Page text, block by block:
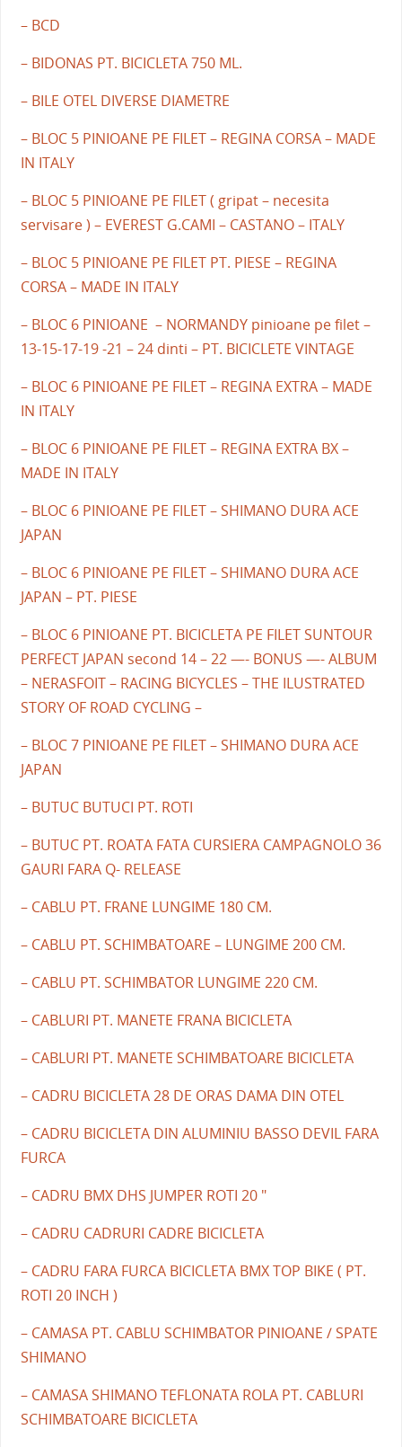
– BCD
– BIDONAS PT. BICICLETA 750 ML.
– BILE OTEL DIVERSE DIAMETRE
– BLOC 5 PINIOANE PE FILET – REGINA CORSA – MADE
IN ITALY
– BLOC 5 PINIOANE PE FILET ( gripat – necesita
servisare ) – EVEREST G.CAMI – CASTANO – ITALY
– BLOC 5 PINIOANE PE FILET PT. PIESE – REGINA
CORSA – MADE IN ITALY
– BLOC 6 PINIOANE – NORMANDY pinioane pe filet –
13-15-17-19 -21 – 24 dinti – PT. BICICLETE VINTAGE
– BLOC 6 PINIOANE PE FILET – REGINA EXTRA – MADE
IN ITALY
– BLOC 6 PINIOANE PE FILET – REGINA EXTRA BX –
MADE IN ITALY
– BLOC 6 PINIOANE PE FILET – SHIMANO DURA ACE
JAPAN
– BLOC 6 PINIOANE PE FILET – SHIMANO DURA ACE
JAPAN – PT. PIESE
– BLOC 6 PINIOANE PT. BICICLETA PE FILET SUNTOUR
PERFECT JAPAN second 14 – 22 —- BONUS —- ALBUM
– NERASFOIT – RACING BICYCLES – THE ILUSTRATED
STORY OF ROAD CYCLING –
– BLOC 7 PINIOANE PE FILET – SHIMANO DURA ACE
JAPAN
– BUTUC BUTUCI PT. ROTI
– BUTUC PT. ROATA FATA CURSIERA CAMPAGNOLO 36
GAURI FARA Q- RELEASE
– CABLU PT. FRANE LUNGIME 180 CM.
– CABLU PT. SCHIMBATOARE – LUNGIME 200 CM.
– CABLU PT. SCHIMBATOR LUNGIME 220 CM.
– CABLURI PT. MANETE FRANA BICICLETA
– CABLURI PT. MANETE SCHIMBATOARE BICICLETA
– CADRU BICICLETA 28 DE ORAS DAMA DIN OTEL
– CADRU BICICLETA DIN ALUMINIU BASSO DEVIL FARA
FURCA
– CADRU BMX DHS JUMPER ROTI 20 "
– CADRU CADRURI CADRE BICICLETA
– CADRU FARA FURCA BICICLETA BMX TOP BIKE ( PT.
ROTI 20 INCH )
– CAMASA PT. CABLU SCHIMBATOR PINIOANE / SPATE
SHIMANO
– CAMASA SHIMANO TEFLONATA ROLA PT. CABLURI
SCHIMBATOARE BICICLETA